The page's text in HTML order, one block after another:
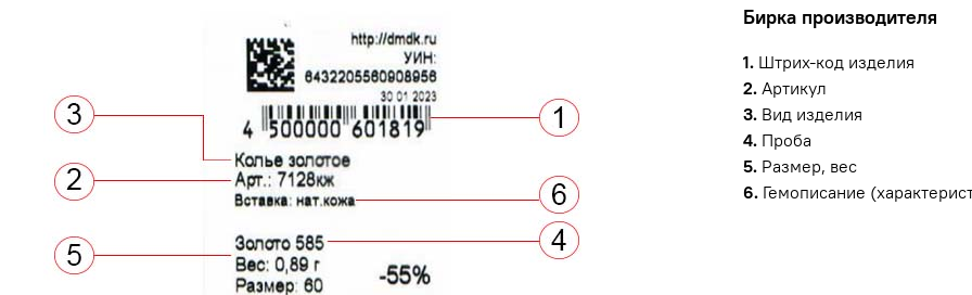
Бирка производителя
1.Штрих-код изделия
2.Артикул
3.Вид изделия
4.Проба
5.Размер, вес
6.Гемописание